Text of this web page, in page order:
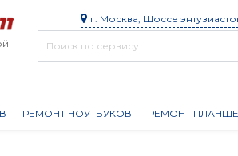
г. Москва, Шоссе
РЕМОНТ НОУТБУКОВ РЕМОНТ